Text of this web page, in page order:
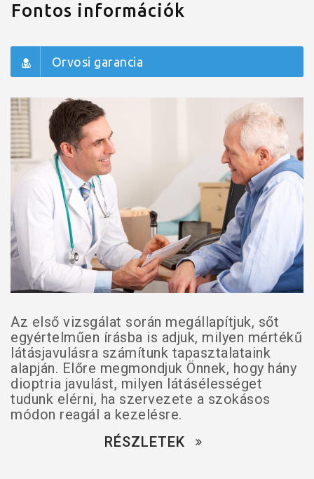
Fontos információk
Orvosi garancia
Az első vizsgálat során megállapítjuk, sőt
egyértelműen írásba is adjuk, milyen mértékű
látásjavulásra számítunk tapasztalataink
alapján. Előre megmondjuk Önnek, hogy hány
dioptria javulást, milyen látásélességet
tudunk elérni, ha szervezete a szokásos
módon reagál a kezelésre.
RÉSZLETEK